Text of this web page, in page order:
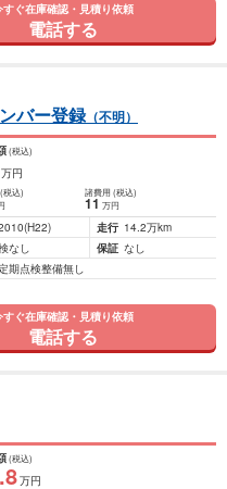
すぐ在庫確認・見積り依頼
電話する
バー登録（不明）
(税込)
万円
(税込) 諸費用 (税込)
11 万円
(H22) 走行 14.2万km
なし 保証 なし
期点検整備無し
すぐ在庫確認・見積り依頼
電話する
(税込)
.8万円